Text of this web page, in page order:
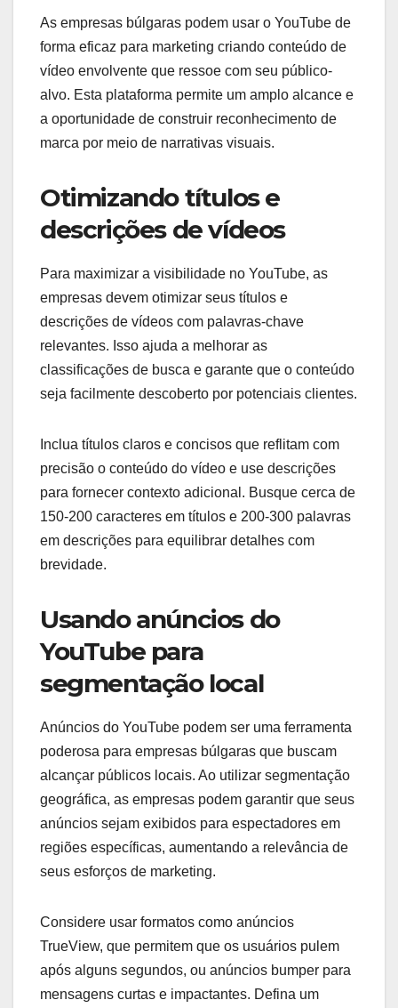
As empresas búlgaras podem usar o YouTube de
forma eficaz para marketing criando conteúdo de
vídeo envolvente que ressoe com seu público-
alvo. Esta plataforma permite um amplo alcance e
a oportunidade de construir reconhecimento de
marca por meio de narrativas visuais.
Otimizando títulos e
descrições de vídeos
Para maximizar a visibilidade no YouTube, as
empresas devem otimizar seus títulos e
descrições de vídeos com palavras-chave
relevantes. Isso ajuda a melhorar as
classificações de busca e garante que o conteúdo
seja facilmente descoberto por potenciais clientes.
Inclua títulos claros e concisos que reflitam com
precisão o conteúdo do vídeo e use descrições
para fornecer contexto adicional. Busque cerca de
150-200 caracteres em títulos e 200-300 palavras
em descrições para equilibrar detalhes com
brevidade.
Usando anúncios do
YouTube para
segmentação local
Anúncios do YouTube podem ser uma ferramenta
poderosa para empresas búlgaras que buscam
alcançar públicos locais. Ao utilizar segmentação
geográfica, as empresas podem garantir que seus
anúncios sejam exibidos para espectadores em
regiões específicas, aumentando a relevância de
seus esforços de marketing.
Considere usar formatos como anúncios
TrueView, que permitem que os usuários pulem
após alguns segundos, ou anúncios bumper para
mensagens curtas e impactantes. Defina um